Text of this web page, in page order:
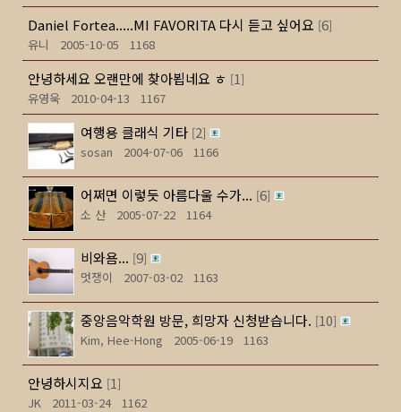
Daniel Fortea.....MI FAVORITA 다시 듣고 싶어요 [6]
유니
2005-10-05 1168
안녕하세요 오랜만에 찾아뵙네요 ㅎ [1]
유영욱
2010-04-13 1167
여행용 클래식 기타 [2]
sosan
2004-07-06 1166
어쩌면 이렇듯 아름다울 수가... [6]
소 산
2005-07-22 1164
비와욤... [9]
멋쟁이
2007-03-02 1163
중앙음악학원 방문, 희망자 신청받습니다. [10]
Kim, Hee-Hong
2005-06-19 1163
안녕하시지요 [1]
JK
2011-03-24 1162